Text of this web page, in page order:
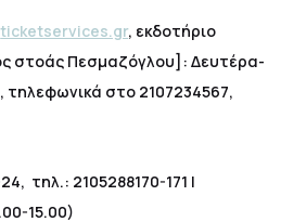
ticketservices.gr, εκδοτήριο
στοάς Πεσμαζόγλου]: Δευτέρα-
στο 2107234567,
τηλ.: 2105288170-171 |
15.00)